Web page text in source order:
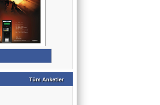
Tüm Anketler